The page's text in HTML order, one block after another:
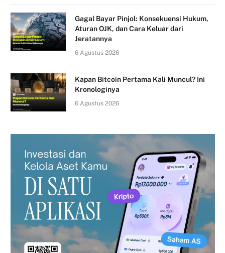
Gagal Bayar Pinjol: Konsekuensi Hukum,
Aturan OJK, dan Cara Keluar dari
Jeratannya
6 Agustus 2026
Kapan Bitcoin Pertama Kali Muncul? Ini
Kronologinya
6 Agustus 2026